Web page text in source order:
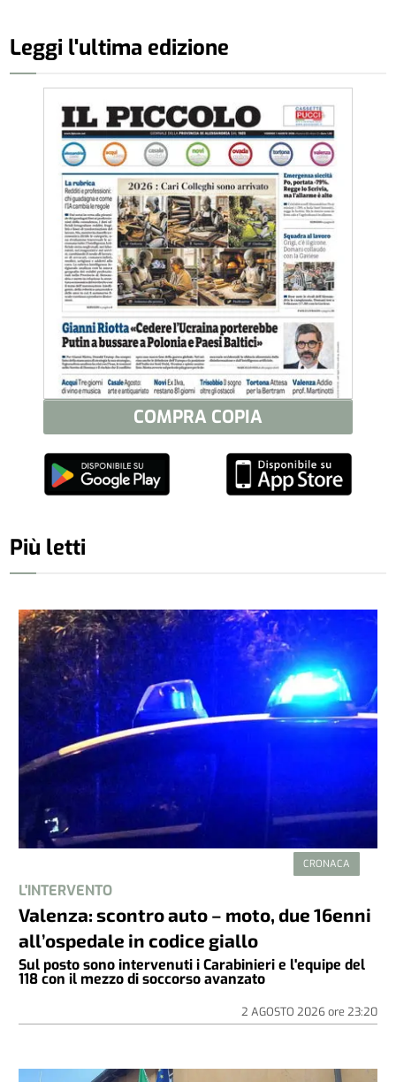
Leggi l'ultima edizione
COMPRA COPIA
Più letti
CRONACA
L'INTERVENTO
Valenza: scontro auto – moto, due 16enni
all’ospedale in codice giallo
Sul posto sono intervenuti i Carabinieri e l'equipe del
118 con il mezzo di soccorso avanzato
2 AGOSTO 2026ore 23:20